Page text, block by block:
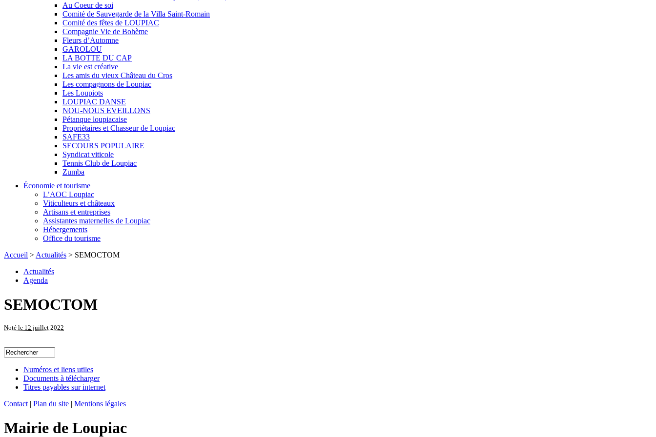
Au Coeur de soi
Comité de Sauvegarde de la Villa Saint-Romain
Comité des fêtes de LOUPIAC
Compagnie Vie de Bohème
Fleurs d’Automne
GAROLOU
LA BOTTE DU CAP
La vie est créative
Les amis du vieux Château du Cros
Les compagnons de Loupiac
Les Loupiots
LOUPIAC DANSE
NOU-NOUS EVEILLONS
Pétanque loupiacaise
Propriétaires et Chasseur de Loupiac
SAFE33
SECOURS POPULAIRE
Syndicat viticole
Tennis Club de Loupiac
Zumba
Économie et tourisme
L’AOC Loupiac
Viticulteurs et châteaux
Artisans et entreprises
Assistantes maternelles de Loupiac
Hébergements
Office du tourisme
Accueil > Actualités > SEMOCTOM
Actualités
Agenda
SEMOCTOM
Noté le 12 juillet 2022
Numéros et liens utiles
Documents à télécharger
Titres payables sur internet
Contact | Plan du site | Mentions légales
Mairie de Loupiac